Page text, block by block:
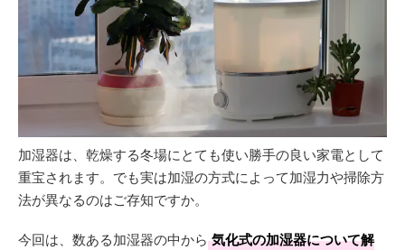
加湿器は、乾燥する冬場にとても使い勝手の良い家電として
重宝されます。でも実は加湿の方式によって加湿力や掃除方
法が異なるのはご存知ですか。
今回は、数ある加湿器の中から 気化式の加湿器について解